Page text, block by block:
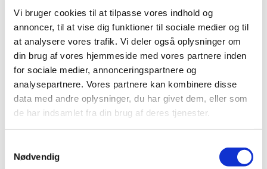
Vi bruger cookies til at tilpasse vores indhold og
annoncer, til at vise dig funktioner til sociale medier og til
at analysere vores trafik. Vi deler også oplysninger om
din brug af vores hjemmeside med vores partnere inden
for sociale medier, annonceringspartnere og
analysepartnere. Vores partnere kan kombinere disse
data med andre oplysninger, du har givet dem, eller som
de har indsamlet fra din brug af deres tjenester.
Nødvendig
Du vil måske også kunne
lide...